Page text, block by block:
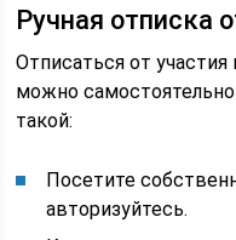
Ручная отписка
Отписаться от
можно
такой:
Посетите
авторизуйтесь.